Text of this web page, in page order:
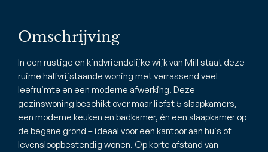
Omschrijving
In een rustige en kindvriendelijke wijk van Mill staat deze
ruime halfvrijstaande woning met verrassend veel
leefruimte en een moderne afwerking. Deze
gezinswoning beschikt over maar liefst 5 slaapkamers,
een moderne keuken en badkamer, én een slaapkamer op
de begane grond – ideaal voor een kantoor aan huis of
levensloopbestendig wonen. Op korte afstand van